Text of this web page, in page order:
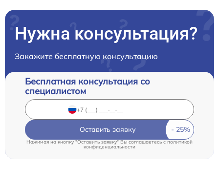
Нужна консультация?
Закажите бесплатную консультацию
Бесплатная консультация со
специалистом
Оставить заявку
Нажимая на кнопку "Оставить заявку" Вы соглашаетесь c политикой
конфиденциальности